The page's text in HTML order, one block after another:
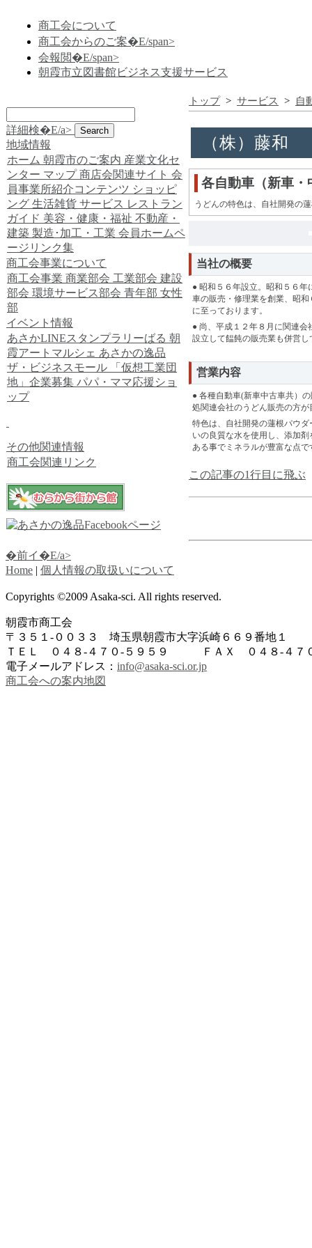
商工会について
商工会からのご案�E/span>
会報閲�E/span>
朝霞市立図書館ビジネス支援サービス
詳細検�E/a>
地域情報
ホーム 朝霞市のご案内 産業文化セ
ンター マップ 商店会関連サイト 会
員事業所紹介コンテンツ ショッピ
ング 生活雑貨 サービス レストラン
ガイド 美容・健康・福祉 不動産・
建築 製造･加工・工業 会員ホームペ
ージリンク集
商工会事業について
商工会事業 商業部会 工業部会 建設
部会 環境サービス部会 青年部 女性
部
イベント情報
あさかLINEスタンプラリーばる 朝
霞アートマルシェ あさかの逸品
ザ・ビジネスモール
「仮想工業団
地」企業募集 パパ・ママ応援ショ
ップ
その他関連情報
商工会関連リンク
トップ> サービス > 自
（株）藤和
各自動車（新車・
うどんの特色は、自社開発の
当社の概要
● 昭和５６年設立。昭和５６
車の販売・修理業を創業、昭
に至っております。
● 尚、平成１２年８月に関連
設立して饂飩の販売業も併営し
営業内容
● 各種自動車(新車中古車共）
処関連会社のうどん販売の方
特色は、自社開発の蓮根パウ
いの良質な水を使用し、添加
ある事でミネラルが豊富な点で
この記事の1行目に飛ぶ
�前イ�E/a>
Home | 個人情報の取扱いについて
Copyrights ©2009 Asaka-sci. All rights reserved.
朝霞市商工会
〒３５１-００３３ 埼玉県朝霞市大字浜崎６６９番地１
ＴＥＬ ０４８-４７０-５９５９ ＦＡＸ ０４８-４７
電子メールアドレス： info@asaka-sci.or.jp
商工会への案内地図